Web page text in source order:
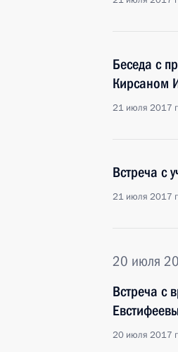
Беседа с
Кирсаном
21 июля 2017
Встреча с
21 июля 2017
20 июля
Встреча с
20 июля 2017